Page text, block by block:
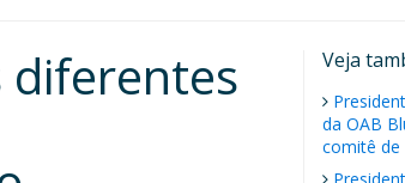
Veja
da OAB
comitê de